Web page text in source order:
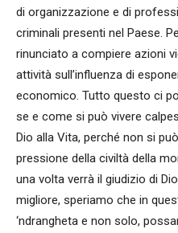
di organizzazione e di
criminali presenti nel Paese.
rinunciato a compiere azioni
attività sull’influenza di
economico. Tutto questo ci
se e come si può vivere
Dio alla Vita, perché non si
pressione della civiltà della
una volta verrà il giudizio di
migliore, speriamo che in
‘ndrangheta e non solo,